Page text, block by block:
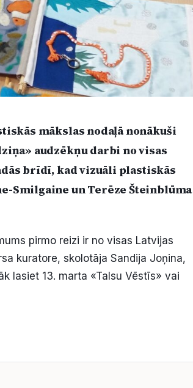
mākslas nodaļā nonākuši
audzēkņu darbi no visas
brīdī, kad vizuāli plastiskās
Smilgaine un Terēze Šteinblūma
pirmo reizi ir no visas Latvijas
kuratore, skolotāja Sandija Joņina,
lasiet 13. marta «Talsu Vēstīs» vai